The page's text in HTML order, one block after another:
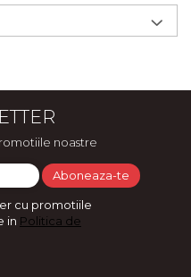
noastre
cu promotiile
in Politica de